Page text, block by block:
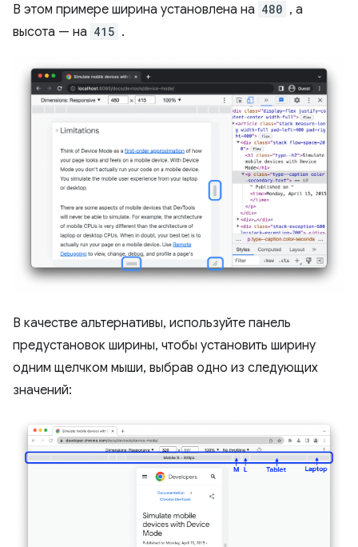
В этом примере ширина установлена ​​на 480 , а
высота — на 415 .
В качестве альтернативы, используйте панель
предустановок ширины, чтобы установить ширину
одним щелчком мыши, выбрав одно из следующих
значений: